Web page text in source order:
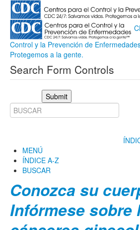
Control y la Prevención de
Protegemos a la gente.
Search Form Controls
Submit
MENÚ
ÍNDICE A-Z
BUSCAR
Conozca su
Infórmese sobre